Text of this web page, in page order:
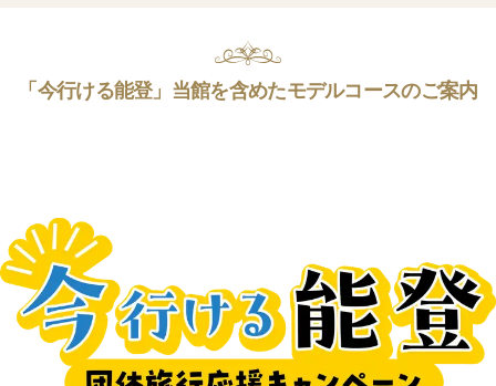
「今行ける能登」当館を含めたモデルコースのご案内